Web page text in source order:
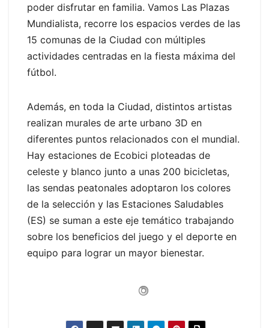
poder disfrutar en familia. Vamos Las Plazas
Mundialista, recorre los espacios verdes de las
15 comunas de la Ciudad con múltiples
actividades centradas en la fiesta máxima del
fútbol.
Además, en toda la Ciudad, distintos artistas
realizan murales de arte urbano 3D en
diferentes puntos relacionados con el mundial.
Hay estaciones de Ecobici ploteadas de
celeste y blanco junto a unas 200 bicicletas,
las sendas peatonales adoptaron los colores
de la selección y las Estaciones Saludables
(ES) se suman a este eje temático trabajando
sobre los beneficios del juego y el deporte en
equipo para lograr un mayor bienestar.